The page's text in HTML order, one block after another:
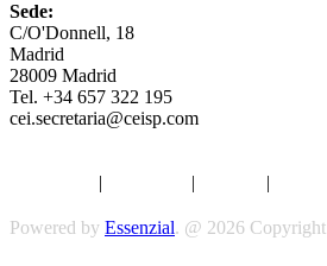
Sede:
C/O'Donnell, 18
Madrid
28009 Madrid
Tel. +34 657 322 195
cei.secretaria@ceisp.com
| | |
Powered by Essenzial. @ 2026 Copyright